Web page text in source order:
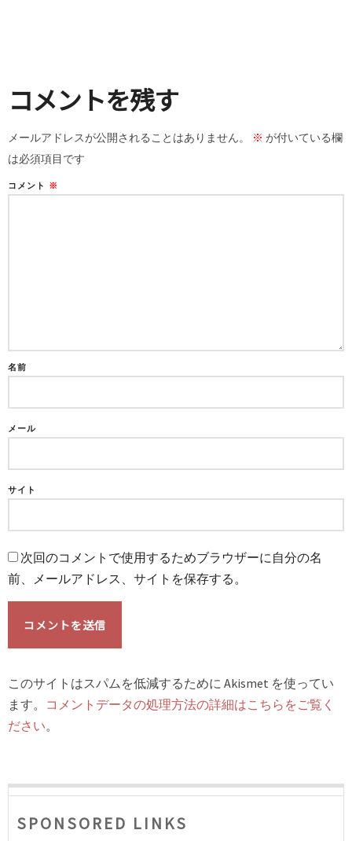
コメントを残す
メールアドレスが公開されることはありません。 ※ が付いている欄
は必須項目です
コメント ※
名前
メール
サイト
次回のコメントで使用するためブラウザーに自分の名
前、メールアドレス、サイトを保存する。
このサイトはスパムを低減するために Akismet を使ってい
ます。 コメントデータの処理方法の詳細はこちらをご覧く
ださい。
SPONSORED LINKS